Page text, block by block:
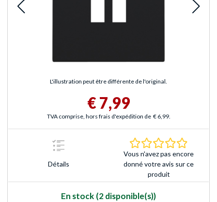
L'illustration peut être différente de l'original.
€ 7,99
TVA comprise, hors frais d'expédition de € 6,99.
Détails
Vous n'avez pas encore
donné votre avis sur ce
produit
En stock (2 disponible(s))